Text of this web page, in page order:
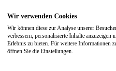
Beschreibung
Wir verwenden Cookies
Wir können diese zur Analyse unserer
verbessern, personalisierte Inhalte anzuzeigen
Erlebnis zu bieten. Für weitere Informationen
öffnen Sie die Einstellungen.